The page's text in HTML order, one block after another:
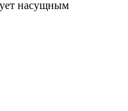
насущным